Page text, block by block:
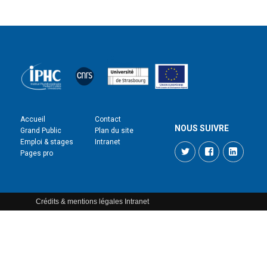
Accueil
Grand Public
Emploi & stages
Pages pro
Contact
Plan du site
Intranet
NOUS SUIVRE
TwitterFacebook
Crédits & mentions légales Intranet